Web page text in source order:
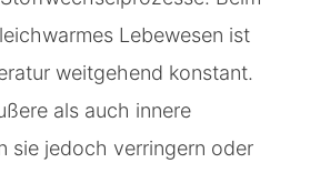
Lebewesen ist
weitgehend konstant.
als auch innere
sie jedoch verringern oder